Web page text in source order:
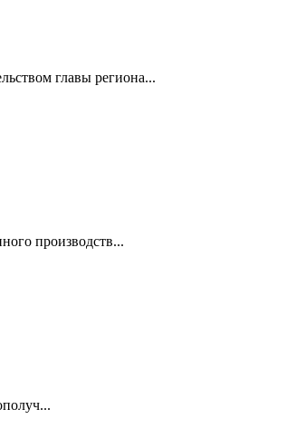
главы региона...
производств...